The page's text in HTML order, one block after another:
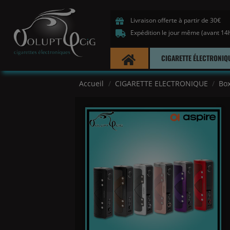
Livraison offerte à partir de 30€
Expédition le jour même (avant
CIGARETTE
Accueil CIGARETTE ELECTRONIQUE